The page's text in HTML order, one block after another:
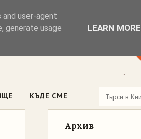
КЪДЕ СМЕ
Архив
user-agent
generate usage
LEARN MORE